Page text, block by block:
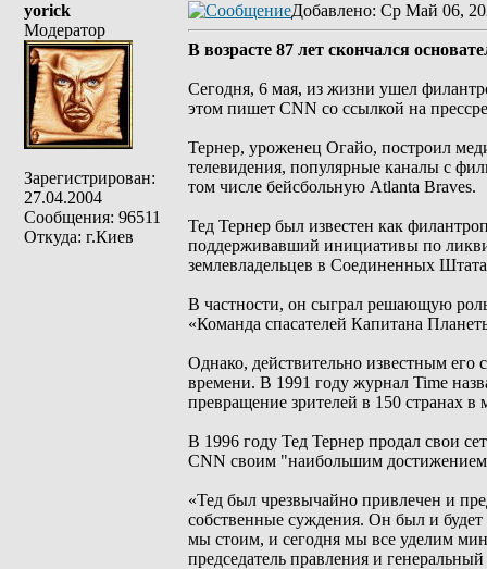
yorick
Модератор
Зарегистрирован:
27.04.2004
Сообщения: 96511
Откуда: г.Киев
Добавлено: Ср Май 06,
В возрасте 87 лет скончался
Сегодня, 6 мая, из жизни ушел
этом пишет CNN со ссылкой на
Тернер, уроженец Огайо, построил
телевидения, популярные каналы с
том числе бейсбольную Atlanta Braves.
Тед Тернер был известен как
поддерживавший инициативы по
землевладельцев в Соединенных
В частности, он сыграл решающую
«Команда спасателей Капитана
Однако, действительно известным его
времени. В 1991 году журнал Time
превращение зрителей в 150 странах
В 1996 году Тед Тернер продал свои
CNN своим "наибольшим
«Тед был чрезвычайно привлечен и
собственные суждения. Он был и будет
мы стоим, и сегодня мы все уделим
председатель правления и